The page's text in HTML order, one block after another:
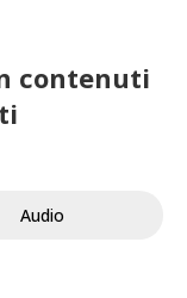
contenuti
Audio